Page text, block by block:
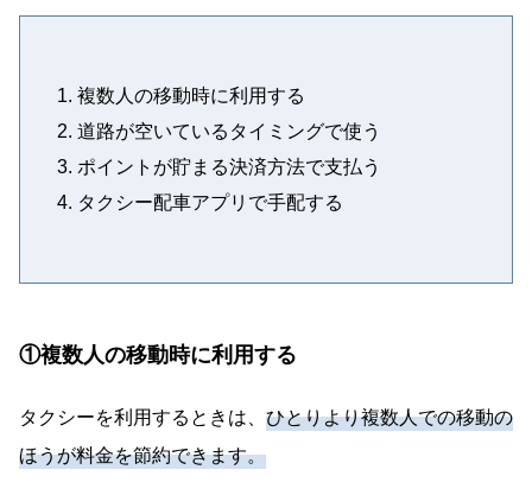
複数人の移動時に利用する
道路が空いているタイミングで使う
ポイントが貯まる決済方法で支払う
タクシー配車アプリで手配する
①複数人の移動時に利用する
タクシーを利用するときは、 ひとりより複数人での移動の
ほうが料金を節約できます。